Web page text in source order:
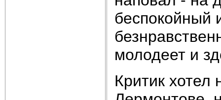
беспокойный
молодеет и
Критик хотел